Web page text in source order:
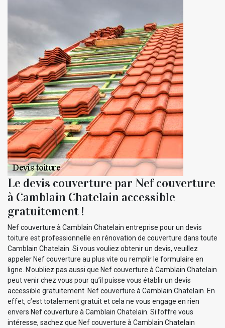
Le devis couverture par Nef couverture
à Camblain Chatelain accessible
gratuitement !
Nef couverture à Camblain Chatelain entreprise pour un devis
toiture est professionnelle en rénovation de couverture dans toute
Camblain Chatelain. Si vous vouliez obtenir un devis, veuillez
appeler Nef couverture au plus vite ou remplir le formulaire en
ligne. N’oubliez pas aussi que Nef couverture à Camblain Chatelain
peut venir chez vous pour qu’il puisse vous établir un devis
accessible gratuitement. Nef couverture à Camblain Chatelain. En
effet, c’est totalement gratuit et cela ne vous engage en rien
envers Nef couverture à Camblain Chatelain. Si l’offre vous
intéresse, sachez que Nef couverture à Camblain Chatelain